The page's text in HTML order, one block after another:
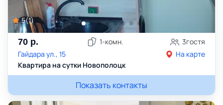
5(1)
70 р. 1-комн. 3гостя
Гайдара ул., 15
На карте
Квартира на сутки Новополоцк
Показать контакты